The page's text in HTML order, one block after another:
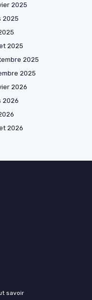
2025
2025
2025
2025
2025
2026
2026
2026
savoir